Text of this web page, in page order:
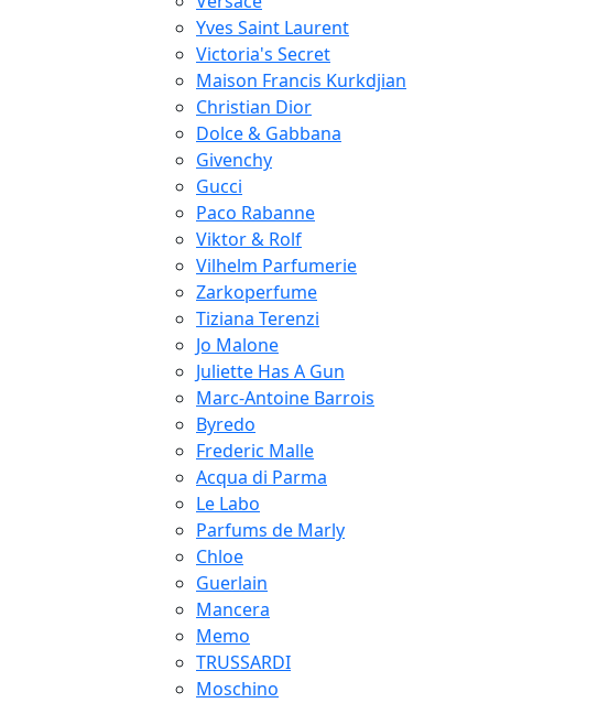
Yves Saint Laurent
Victoria's Secret
Maison Francis Kurkdjian
Christian Dior
Dolce & Gabbana
Givenchy
Gucci
Paco Rabanne
Viktor & Rolf
Vilhelm Parfumerie
Zarkoperfume
Tiziana Terenzi
Jo Malone
Juliette Has A Gun
Marc-Antoine Barrois
Byredo
Frederic Malle
Acqua di Parma
Le Labo
Parfums de Marly
Chloe
Guerlain
Mancera
Memo
TRUSSARDI
Moschino